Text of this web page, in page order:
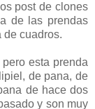
post de clones
de las prendas
de cuadros.
esta prenda
de pana, de
de hace dos
y son muy